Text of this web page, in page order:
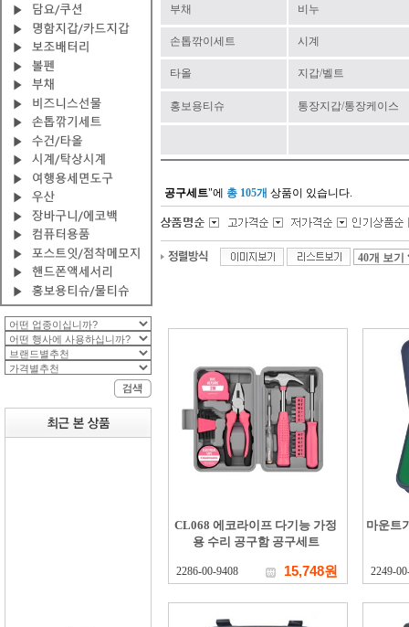
부채 비누
손톱깎이세트 시계
타올 지갑/벨트
홍보용티슈 통장지갑/통장케이스
공구세트"에 총 105개 상품이 있습니다.
CL068 에코라이프 다기능 가정
용 수리 공구함 공구세트
2286-00-9408 15,748원
마운트
2249-